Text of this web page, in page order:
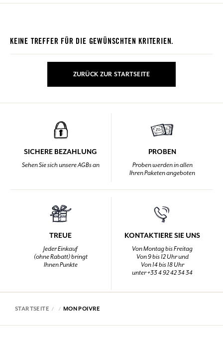
KEINE TREFFER FÜR DIE GEWÜNSCHTEN KRITERIEN.
ZURÜCK ZUR STARTSEITE
SICHERE BEZAHLUNG
Sehen Sie sich unsere AGBs an
PROBEN
Proben werden in allen
Ihren Paketen angeboten
TREUE
Jeder Einkauf
(ohne Rabatt) bringt
Ihnen Punkte
KONTAKTIERE SIE UNS
Von Montag bis Freitag
Von 9 bis 12 Uhr und
Von 14 bis 18 Uhr
unter +33 4 92 42 34 34
STARTSEITE MON POIVRE